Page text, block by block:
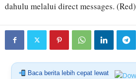
dahulu melalui direct messages. (Red)
Baca berita lebih cepat lewat